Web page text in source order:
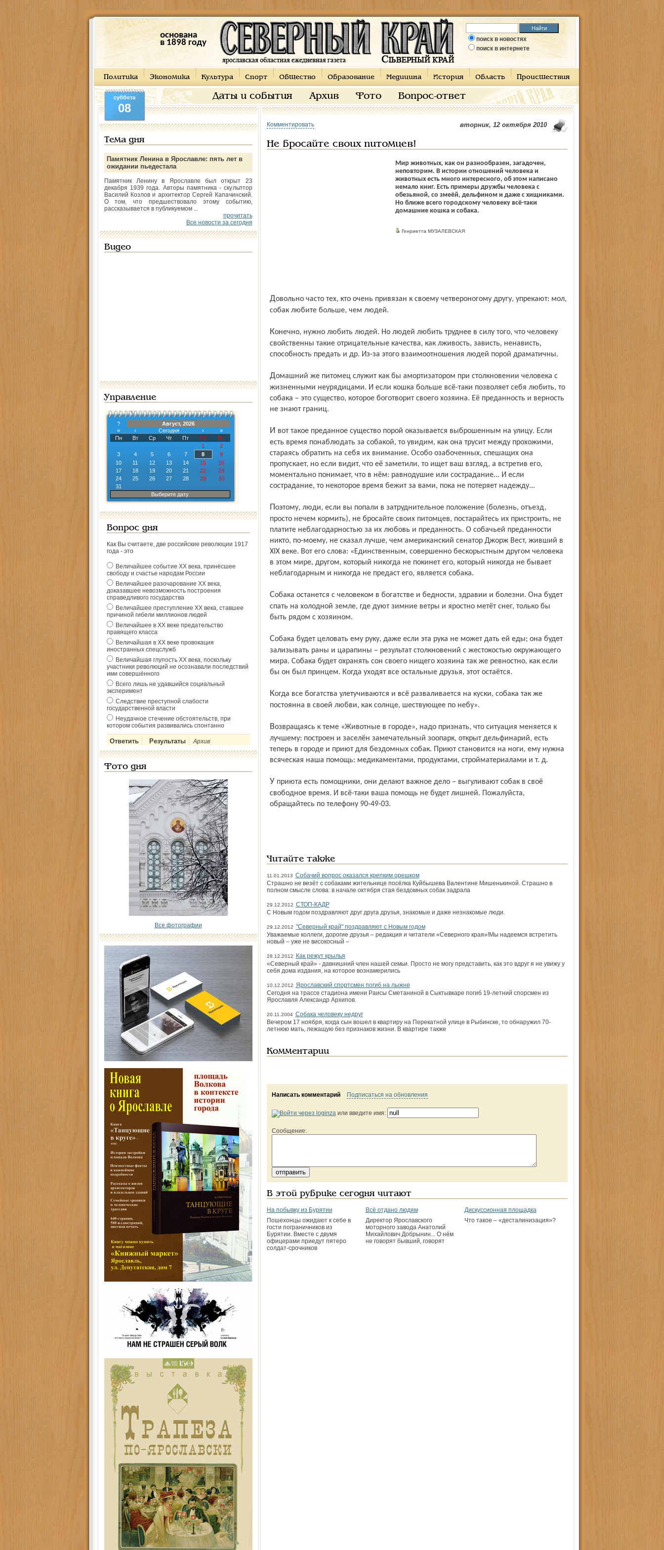
основана
в 1898 году
поиск в новостях
поиск в интернете
Политика Экономика Культура Спорт Общество Образование Медицина История Область Происшествия
Даты и события Архив Фото Вопрос-ответ
суббота
08
Тема дня
Памятник Ленина в Ярославле: пять лет в
ожидании пьедестала
Памятник Ленину в Ярославле был открыт 23
декабря 1939 года. Авторы памятника - скульптор
Василий Козлов и архитектор Сергей Капачинский.
О том, что предшествовало этому событию,
рассказывается в публикуемом ...
прочитать
Все новости за сегодня
Видео
Управление
?
Август, 2026
«
‹ Сегодня ›
»
Пн
Вт Ср Чт Пт Сб
Вс
1
2
3
4 5 6 7 8
9
10
11 12 13 14 15
16
17
18 19 20 21 22
23
24
25 26 27 28 29
30
31
Выберите дату
Вопрос дня
Как Вы считаете, две российские революции 1917
года - это
Величайшее событие ХХ века, принёсшее
свободу и счастье народам России
Величайшее разочарование ХХ века,
доказавшее невозможность построения
справедливого государства
Величайшее преступление ХХ века, ставшее
причиной гибели миллионов людей
Величайшее в ХХ веке предательство
правящего класса
Величайшая в ХХ веке провокация
иностранных спецслужб
Величайшая глупость ХХ века, поскольку
участники революций не осознавали последствий
ими совершённого
Всего лишь не удавшийся социальный
эксперимент
Следствие преступной слабости
государственной власти
Неудачное стечение обстоятельств, при
котором события развивались спонтанно
Архив
Фото дня
Все фотографии
Комментировать вторник, 12 октября 2010
Не бросайте своих питомцев!
Мир животных, как он разнообразен, загадочен,
неповторим. В истории отношений человека и
животных есть много интересного, об этом написано
немало книг. Есть примеры дружбы человека с
обезьяной, со змеёй, дельфином и даже с хищниками.
Но ближе всего городскому человеку всё-таки
домашние кошка и собака.
Генриетта МУЗАЛЕВСКАЯ
Довольно часто тех, кто очень привязан к своему четвероногому другу, упрекают: мол,
собак любите больше, чем людей.
Конечно, нужно любить людей. Но людей любить труднее в силу того, что человеку
свойственны такие отрицательные качества, как лживость, зависть, ненависть,
способность предать и др. Из-за этого взаимоотношения людей порой драматичны.
Домашний же питомец служит как бы амортизатором при столкновении человека с
жизненными неурядицами. И если кошка больше всё-таки позволяет себя любить, то
собака – это существо, которое боготворит своего хозяина. Её преданность и верность
не знают границ.
И вот такое преданное существо порой оказывается выброшенным на улицу. Если
есть время понаблюдать за собакой, то увидим, как она трусит между прохожими,
стараясь обратить на себя их внимание. Особо озабоченных, спешащих она
пропускает, но если видит, что её заметили, то ищет ваш взгляд, а встретив его,
моментально понимает, что в нём: равнодушие или сострадание... И если
сострадание, то некоторое время бежит за вами, пока не потеряет надежду...
Поэтому, люди, если вы попали в затруднительное положение (болезнь, отъезд,
просто нечем кормить), не бросайте своих питомцев, постарайтесь их пристроить, не
платите неблагодарностью за их любовь и преданность. О собачьей преданности
никто, по-моему, не сказал лучше, чем американский сенатор Джорж Вест, живший в
XIX веке. Вот его слова: «Единственным, совершенно бескорыстным другом человека
в этом мире, другом, который никогда не покинет его, который никогда не бывает
неблагодарным и никогда не предаст его, является собака.
Собака останется с человеком в богатстве и бедности, здравии и болезни. Она будет
спать на холодной земле, где дуют зимние ветры и яростно метёт снег, только бы
быть рядом с хозяином.
Собака будет целовать ему руку, даже если эта рука не может дать ей еды; она будет
зализывать раны и царапины – результат столкновений с жестокостью окружающего
мира. Собака будет охранять сон своего нищего хозяина так же ревностно, как если
бы он был принцем. Когда уходят все остальные друзья, этот остаётся.
Когда все богатства улетучиваются и всё разваливается на куски, собака так же
постоянна в своей любви, как солнце, шествующее по небу».
Возвращаясь к теме «Животные в городе», надо признать, что ситуация меняется к
лучшему: построен и заселён замечательный зоопарк, открыт дельфинарий, есть
теперь в городе и приют для бездомных собак. Приют становится на ноги, ему нужна
всяческая наша помощь: медикаментами, продуктами, стройматериалами и т. д.
У приюта есть помощники, они делают важное дело – выгуливают собак в своё
свободное время. И всё-таки ваша помощь не будет лишней. Пожалуйста,
обращайтесь по телефону 90-49-03.
Читайте также
11.01.2013 Собачий вопрос оказался крепким орешком
Страшно не везёт с собаками жительнице посёлка Куйбышева Валентине Мишенькиной. Страшно в
полном смысле слова: в начале октября стая бездомных собак задрала
29.12.2012 СТОП-КАДР
С Новым годом поздравляют друг друга друзья, знакомые и даже незнакомые люди.
29.12.2012 "Северный край" поздравляют с Новым годом
Уважаемые коллеги, дорогие друзья – редакция и читатели «Северного края»!Мы надеемся встретить
новый – уже не високосный –
28.12.2012
Как режут крылья
«Северный край» - давнишний член нашей семьи. Просто не могу представить, как это вдруг я не увижу у
себя дома издания, на которое вознамерились
10.12.2012 Ярославский спортсмен погиб на лыжне
Сегодня на трассе стадиона имени Раисы Сметаниной в Сыктывкаре погиб 19-летний спорсмен из
Ярославля Александр Архипов.
20.11.2004 Собака человеку недруг
Вечером 17 ноября, когда сын вошел в квартиру на Перекатной улице в Рыбинске, то обнаружил 70-
летнюю мать, лежащую без признаков жизни. В квартире также
Комментарии
Написать комментарий Подписаться на обновления
или введите имя:
Сообщение:
В этой рубрике сегодня читают
На побывку из Бурятии
Пошехонцы ожидают к себе в
гости пограничников из
Бурятии. Вместе с двумя
офицерами приедут пятеро
солдат-срочников
Всё отдано людям
Директор Ярославского
моторного завода Анатолий
Михайлович Добрынин... О нём
не говорят бывший, говорят
Дискуссионная площадка
Что такое – «десталинизация»?